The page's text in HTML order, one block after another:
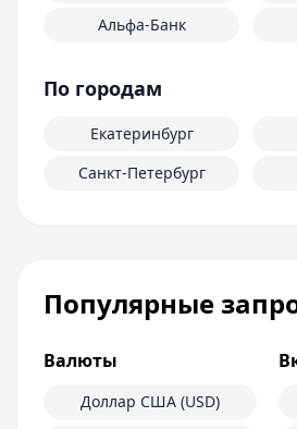
Альфа-Банк
По городам
Екатеринбург
Санкт-Петербург
Популярные
Валюты
Доллар США (USD)